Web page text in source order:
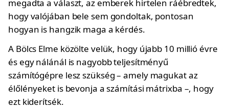
megadta a választ, az emberek hirtelen ráébredtek,
hogy valójában bele sem gondoltak, pontosan
hogyan is hangzik maga a kérdés.
A Bölcs Elme közölte velük, hogy újabb 10 millió évre
és egy nálánál is nagyobb teljesítményű
számítógépre lesz szükség – amely magukat az
élőlényeket is bevonja a számítási mátrixba –, hogy
ezt kiderítsék.